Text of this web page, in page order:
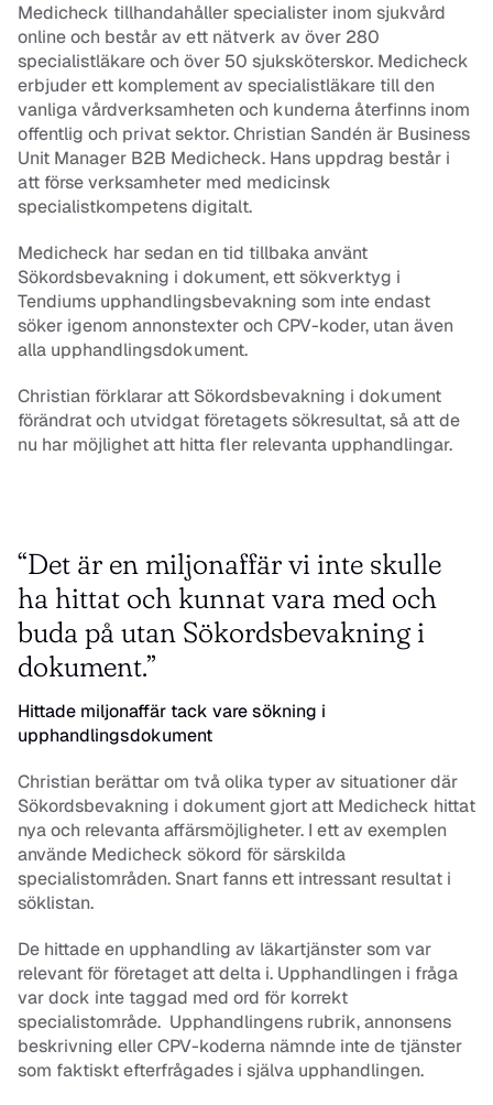
Medicheck tillhandahåller specialister inom sjukvård
online och består av ett nätverk av över 280
specialistläkare och över 50 sjuksköterskor. Medicheck
erbjuder ett komplement av specialistläkare till den
vanliga vårdverksamheten och kunderna återfinns inom
offentlig och privat sektor. Christian Sandén är Business
Unit Manager B2B Medicheck. Hans uppdrag består i
att förse verksamheter med medicinsk
specialistkompetens digitalt.
Medicheck har sedan en tid tillbaka använt
Sökordsbevakning i dokument, ett sökverktyg i
Tendiums upphandlingsbevakning som inte endast
söker igenom annonstexter och CPV-koder, utan även
alla upphandlingsdokument.
Christian förklarar att Sökordsbevakning i dokument
förändrat och utvidgat företagets sökresultat, så att de
nu har möjlighet att hitta fler relevanta upphandlingar.
“Det är en miljonaffär vi inte skulle
ha hittat och kunnat vara med och
buda på utan Sökordsbevakning i
dokument.”
Hittade miljonaffär tack vare sökning i
upphandlingsdokument
Christian berättar om två olika typer av situationer där
Sökordsbevakning i dokument gjort att Medicheck hittat
nya och relevanta affärsmöjligheter. I ett av exemplen
använde Medicheck sökord för särskilda
specialistområden. Snart fanns ett intressant resultat i
söklistan.
De hittade en upphandling av läkartjänster som var
relevant för företaget att delta i. Upphandlingen i fråga
var dock inte taggad med ord för korrekt
specialistområde.  Upphandlingens rubrik, annonsens
beskrivning eller CPV-koderna nämnde inte de tjänster
som faktiskt efterfrågades i själva upphandlingen.